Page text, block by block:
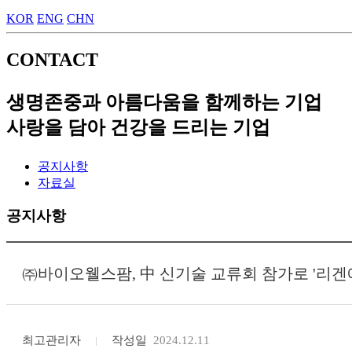
KOR ENG CHN
CONTACT
생명존중과 아름다움을 함께하는 기업
사랑을 담아 건강을 드리는 기업
공지사항
자료실
공지사항
㈜바이오웰스팜, 中 신기술 교류회 참가로 '리
최고관리자 작성일 2024.12.11